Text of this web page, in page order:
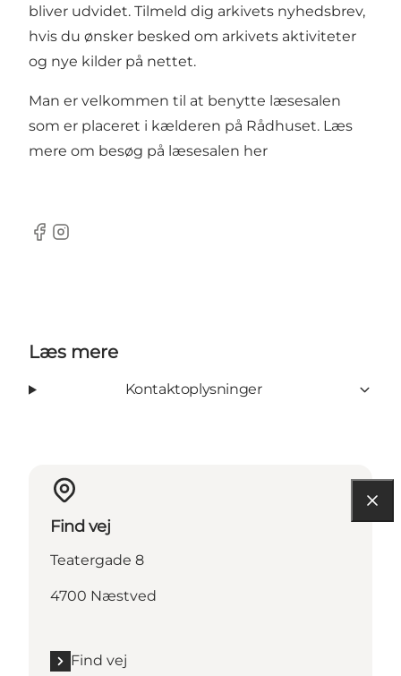
bliver udvidet. Tilmeld dig arkivets nyhedsbrev,
hvis du ønsker besked om arkivets aktiviteter
og nye kilder på nettet.
Man er velkommen til at benytte læsesalen
som er placeret i kælderen på Rådhuset. Læs
mere om besøg på læsesalen her
Facebook
Instagram
Læs mere
Kontaktoplysninger
Find vej
Teatergade 8
4700 Næstved
Find vej